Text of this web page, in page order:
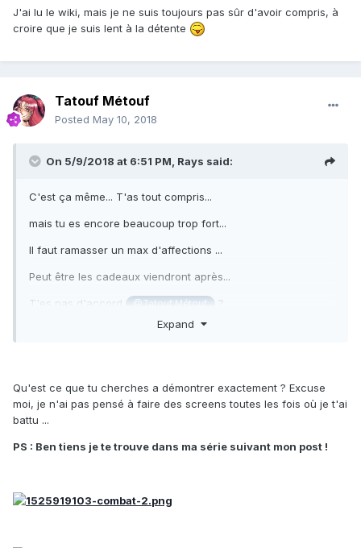
J'ai lu le wiki, mais je ne suis toujours pas sûr d'avoir compris, à
croire que je suis lent à la détente
Tatouf Métouf
Posted May 10, 2018
On 5/9/2018 at 6:51 PM, Rays said:
C'est ça même... T'as tout compris...
mais tu es encore beaucoup trop fort...
Il faut ramasser un max d'affections ...
Peut être les cadeaux viendront après...
T'es pas d'accord @Tatouf Métouf ?
Expand
Qu'est ce que tu cherches a démontrer exactement ? Excuse
moi, je n'ai pas pensé à faire des screens toutes les fois où je t'ai
battu ...
PS : Ben tiens je te trouve dans ma série suivant mon post !